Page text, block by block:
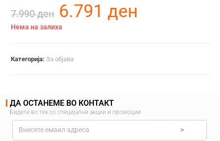
7.990ден 6.791ден
Нема на залиха
Категорија:За објава
ДА ОСТАНЕМЕ ВО КОНТАКТ
Бидете во тек со специјални акции и промоции
>